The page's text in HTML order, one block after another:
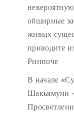
обширные
живых
приводите
Ринпоче
В начале
Шакьямуни